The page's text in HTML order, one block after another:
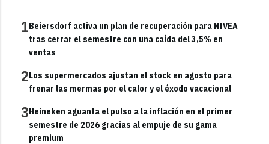
1Beiersdorf activa un plan de recuperación para NIVEA
tras cerrar el semestre con una caída del 3,5% en
ventas
2Los supermercados ajustan el stock en agosto para
frenar las mermas por el calor y el éxodo vacacional
3Heineken aguanta el pulso a la inflación en el primer
semestre de 2026 gracias al empuje de su gama
premium